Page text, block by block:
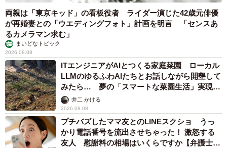
両親は「東京キッド」の看板役者 ライダー演じた42歳元俳優
が再婚妻との「ウエディングフォト」計画を明言 「センスあ
るカメラマン求む」
まいどなトピック
2026.08.08
ITエンジニアがAIとつくる家庭菜園 ローカル
LLMのゆるふわAIたちとお話しながら開墾して
みたら… 夢の「スマートな菜園生活」実現な
るか井二 かける
2026.08.08
プチバズしたママ友とのLINEスクショ うっ
かり電話番号を流出させちゃった！ 激怒する
友人 慰謝料の相場はいくらですか【弁護士が